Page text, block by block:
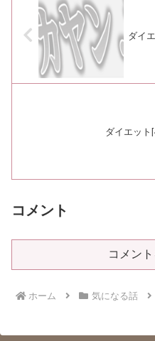
ダイ
ダイエット
コメント
コメン
ホーム 気になる話